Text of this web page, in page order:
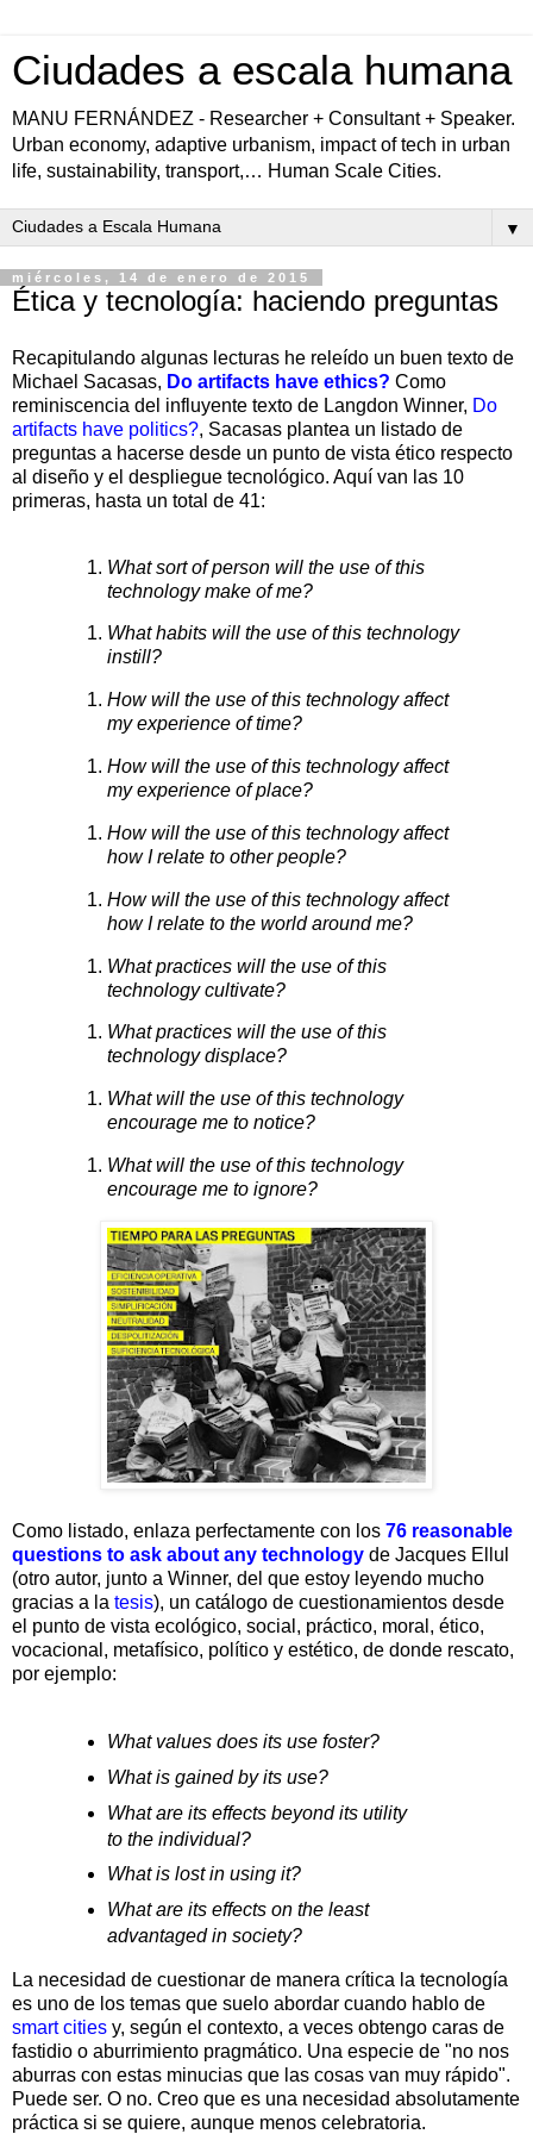
Ciudades a escala humana
MANU FERNÁNDEZ - Researcher + Consultant + Speaker.
Urban economy, adaptive urbanism, impact of tech in urban
life, sustainability, transport,… Human Scale Cities.
▼
miércoles, 14 de enero de 2015
Ética y tecnología: haciendo preguntas
Recapitulando algunas lecturas he releído un buen texto de
Michael Sacasas, Do artifacts have ethics? Como
reminiscencia del influyente texto de Langdon Winner, Do
artifacts have politics?, Sacasas plantea un listado de
preguntas a hacerse desde un punto de vista ético respecto
al diseño y el despliegue tecnológico. Aquí van las 10
primeras, hasta un total de 41:
What sort of person will the use of this
technology make of me?
What habits will the use of this technology
instill?
How will the use of this technology affect
my experience of time?
How will the use of this technology affect
my experience of place?
How will the use of this technology affect
how I relate to other people?
How will the use of this technology affect
how I relate to the world around me?
What practices will the use of this
technology cultivate?
What practices will the use of this
technology displace?
What will the use of this technology
encourage me to notice?
What will the use of this technology
encourage me to ignore?
Como listado, enlaza perfectamente con los 76 reasonable
questions to ask about any technology de Jacques Ellul
(otro autor, junto a Winner, del que estoy leyendo mucho
gracias a la tesis), un catálogo de cuestionamientos desde
el punto de vista ecológico, social, práctico, moral, ético,
vocacional, metafísico, político y estético, de donde rescato,
por ejemplo:
What values does its use foster?
What is gained by its use?
What are its effects beyond its utility
to the individual?
What is lost in using it?
What are its effects on the least
advantaged in society?
La necesidad de cuestionar de manera crítica la tecnología
es uno de los temas que suelo abordar cuando hablo de
smart cities y, según el contexto, a veces obtengo caras de
fastidio o aburrimiento pragmático. Una especie de "no nos
aburras con estas minucias que las cosas van muy rápido".
Puede ser. O no. Creo que es una necesidad absolutamente
práctica si se quiere, aunque menos celebratoria.